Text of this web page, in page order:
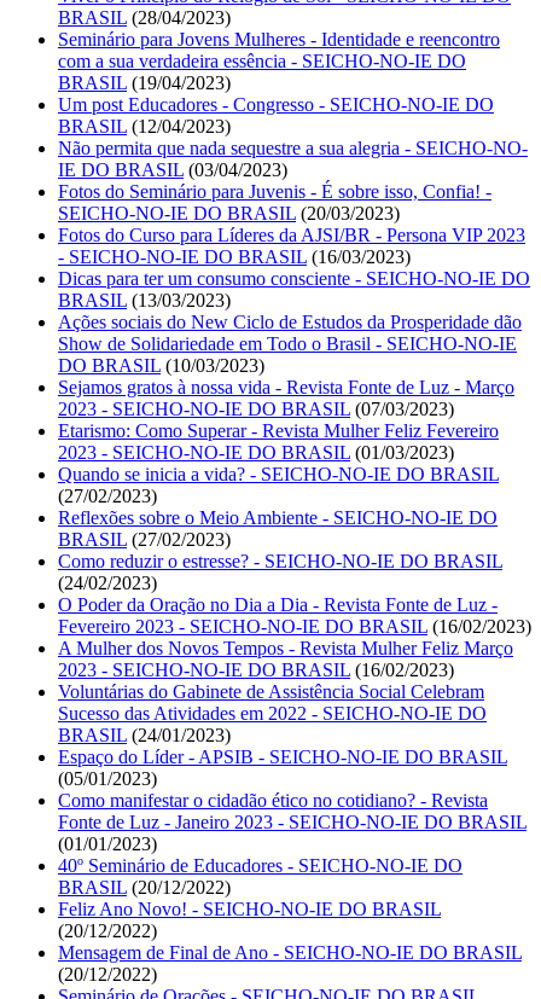
BRASIL (28/04/2023)
Seminário para Jovens Mulheres - Identidade e reencontro
com a sua verdadeira essência - SEICHO-NO-IE DO
BRASIL (19/04/2023)
Um post Educadores - Congresso - SEICHO-NO-IE DO
BRASIL (12/04/2023)
Não permita que nada sequestre a sua alegria - SEICHO-NO-
IE DO BRASIL (03/04/2023)
Fotos do Seminário para Juvenis - É sobre isso, Confia! -
SEICHO-NO-IE DO BRASIL (20/03/2023)
Fotos do Curso para Líderes da AJSI/BR - Persona VIP 2023
- SEICHO-NO-IE DO BRASIL (16/03/2023)
Dicas para ter um consumo consciente - SEICHO-NO-IE DO
BRASIL (13/03/2023)
Ações sociais do New Ciclo de Estudos da Prosperidade dão
Show de Solidariedade em Todo o Brasil - SEICHO-NO-IE
DO BRASIL (10/03/2023)
Sejamos gratos à nossa vida - Revista Fonte de Luz - Março
2023 - SEICHO-NO-IE DO BRASIL (07/03/2023)
Etarismo: Como Superar - Revista Mulher Feliz Fevereiro
2023 - SEICHO-NO-IE DO BRASIL (01/03/2023)
Quando se inicia a vida? - SEICHO-NO-IE DO BRASIL
(27/02/2023)
Reflexões sobre o Meio Ambiente - SEICHO-NO-IE DO
BRASIL (27/02/2023)
Como reduzir o estresse? - SEICHO-NO-IE DO BRASIL
(24/02/2023)
O Poder da Oração no Dia a Dia - Revista Fonte de Luz -
Fevereiro 2023 - SEICHO-NO-IE DO BRASIL (16/02/2023)
A Mulher dos Novos Tempos - Revista Mulher Feliz Março
2023 - SEICHO-NO-IE DO BRASIL (16/02/2023)
Voluntárias do Gabinete de Assistência Social Celebram
Sucesso das Atividades em 2022 - SEICHO-NO-IE DO
BRASIL (24/01/2023)
Espaço do Líder - APSIB - SEICHO-NO-IE DO BRASIL
(05/01/2023)
Como manifestar o cidadão ético no cotidiano? - Revista
Fonte de Luz - Janeiro 2023 - SEICHO-NO-IE DO BRASIL
(01/01/2023)
40º Seminário de Educadores - SEICHO-NO-IE DO
BRASIL (20/12/2022)
Feliz Ano Novo! - SEICHO-NO-IE DO BRASIL
(20/12/2022)
Mensagem de Final de Ano - SEICHO-NO-IE DO BRASIL
(20/12/2022)